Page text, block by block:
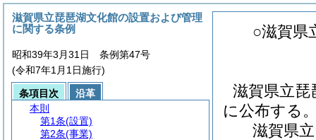
○滋賀県
滋賀県立
に公布する
滋賀県
滋賀県立琵琶湖文化館の設置および管理
に関する条例
昭和39年3月31日 条例第47号
(令和7年1月1日施行)
条項目次
沿革
本則
第1条(設置)
第2条(事業)